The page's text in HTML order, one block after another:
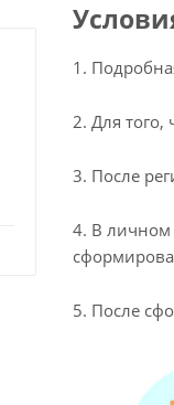
1.
2. Для
3. После
4. В личном
5. После